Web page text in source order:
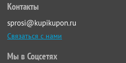
Контакты
sprosi@kupikupon.ru
Связаться с нами
Мы в Соцсетях